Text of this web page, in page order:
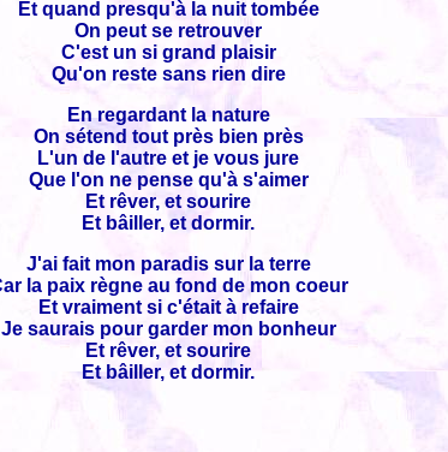
Et quand presqu'à la nuit tombée
On peut se retrouver
C'est un si grand plaisir
Qu'on reste sans rien dire
En regardant la nature
On sétend tout près bien près
L'un de l'autre et je vous jure
Que l'on ne pense qu'à s'aimer
Et rêver, et sourire
Et bâiller, et dormir.
J'ai fait mon paradis sur la terre
la paix règne au fond de mon coeur
Et vraiment si c'était à refaire
Je saurais pour garder mon bonheur
Et rêver, et sourire
Et bâiller, et dormir.